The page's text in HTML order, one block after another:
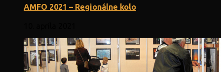
AMFO 2021 – Regionálne kolo